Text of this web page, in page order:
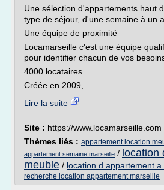
Une sélection d'appartements haut
type de séjour, d'une semaine à un
Une équipe de proximité
Locamarseille c'est une équipe
pour identifier chacun de vos
4000 locataires
Créée en 2009,...
Lire la suite
Site : https://www.locamarseille.com
Thèmes liés : appartement location
appartement semaine marseille / location
meuble / location d appartement
recherche location appartement marseille